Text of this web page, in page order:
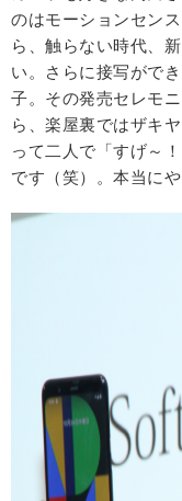
のはモーションセン
ら、触らない時代、
い。さらに接写がで
子。その発売セレモ
ら、楽屋裏ではザキ
って二人で「すげ～
です（笑）。本当に